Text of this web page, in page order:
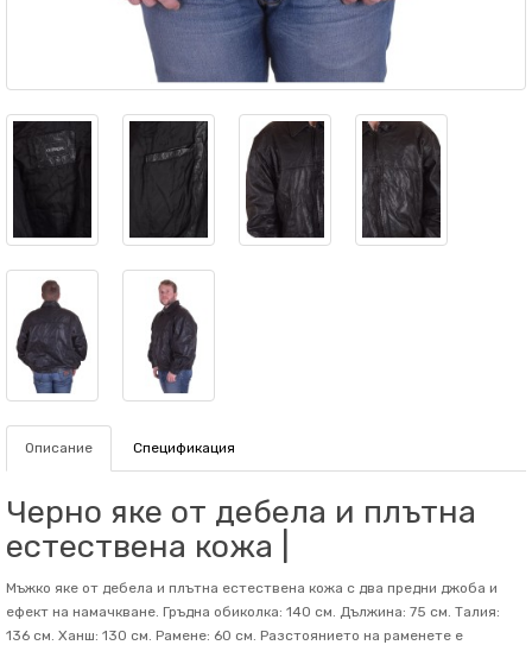
Описание Спецификация
Черно яке от дебела и плътна
естествена кожа |
Мъжко яке от дебела и плътна естествена кожа с два предни джоба и
ефект на намачкване. Гръдна обиколка: 140 см. Дължина: 75 см. Талия:
136 см. Ханш: 130 см. Рамене: 60 см. Разстоянието на раменете е